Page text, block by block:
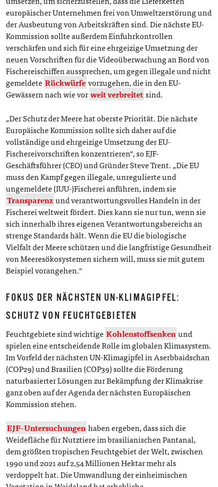
europäischer Unternehmen frei von Umweltzerstörung und
der Ausbeutung von Arbeitskräften sind. Die nächste EU-
Kommission sollte außerdem Einfuhrkontrollen
verschärfen und sich für eine ehrgeizige Umsetzung der
neuen Vorschriften für die Videoüberwachung an Bord von
Fischereischiffen aussprechen, um gegen illegale und nicht
gemeldete Rückwürfevorzugehen, die in den EU-
Gewässern nach wie vorweit verbreitetsind.
„Der Schutz der Meere hat oberste Priorität. Die nächste
Europäische Kommission sollte sich daher auf die
vollständige und ehrgeizige Umsetzung der EU-
Fischereivorschriften konzentrieren“, so EJF-
Geschäftsführer (CEO) und Gründer Steve Trent. „Die EU
muss den Kampf gegen illegale, unregulierte und
ungemeldete (IUU-)Fischerei anführen, indem sie
Transparenzund verantwortungsvolles Handeln in der
Fischerei weltweit fördert. Dies kann sie nur tun, wenn sie
sich innerhalb ihres eigenen Verantwortungsbereichs an
strenge Standards hält. Wenn die EU die biologische
Vielfalt der Meere schützen und die langfristige Gesundheit
von Meeresökosystemen sichern will, muss sie mit gutem
Beispiel vorangehen.“
FOKUS DER NÄCHSTEN UN-KLIMAGIPFEL:
SCHUTZ VON FEUCHTGEBIETEN
Feuchtgebiete sind wichtige Kohlenstoffsenkenund
spielen eine entscheidende Rolle im globalen Klimasystem.
Im Vorfeld der nächsten UN-Klimagipfel in Aserbbaidschan
(COP29) und Brasilien (COP39) sollte die Förderung
naturbasierter Lösungen zur Bekämpfung der Klimakrise
ganz oben auf der Agenda der nächsten Europäischen
Kommission stehen.
EJF-Untersuchungenhaben ergeben, dass sich die
Weidefläche für Nutztiere im brasilianischen Pantanal,
dem größten tropischen Feuchtgebiet der Welt, zwischen
1990 und 2021 auf 2,54 Millionen Hektar mehr als
verdoppelt hat. Die Umwandlung der einheimischen